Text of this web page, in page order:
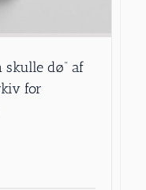
skulle dø” af
for